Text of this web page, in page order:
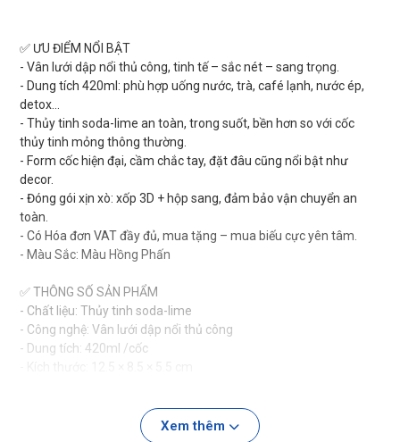
✅ ƯU ĐIỂM NỔI BẬT
- Vân lưới dập nổi thủ công, tinh tế – sắc nét – sang trọng.
- Dung tích 420ml: phù hợp uống nước, trà, café lạnh, nước ép,
detox…
- Thủy tinh soda-lime an toàn, trong suốt, bền hơn so với cốc
thủy tinh mỏng thông thường.
- Form cốc hiện đại, cầm chắc tay, đặt đâu cũng nổi bật như
decor.
- Đóng gói xịn xò: xốp 3D + hộp sang, đảm bảo vận chuyển an
toàn.
- Có Hóa đơn VAT đầy đủ, mua tặng – mua biếu cực yên tâm.
- Màu Sắc: Màu Hồng Phấn
✅ THÔNG SỐ SẢN PHẨM
- Chất liệu: Thủy tinh soda-lime
- Công nghệ: Vân lưới dập nổi thủ công
- Dung tích: 420ml /cốc
Xem thêm